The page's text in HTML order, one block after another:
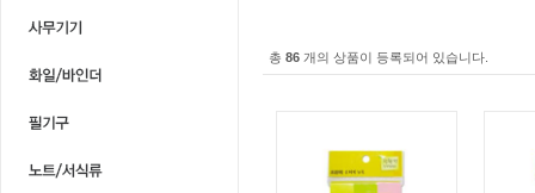
총 86 개의 상품이 등록되어 있습니다.